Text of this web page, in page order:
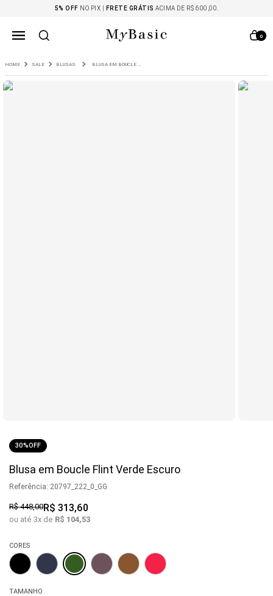
5% OFF NO PIX | FRETE GRÁTIS ACIMA DE R$ 600,00.
0
SALE BLUSAS BLUSA EM BOUCLE FLINT VERDE ESCURO
30%OFF
Blusa em Boucle Flint Verde Escuro
Referência: 20797_222_0_GG
R$448,00R$ 313,60
ou até 3x de R$ 104,53
CORES
TAMANHO